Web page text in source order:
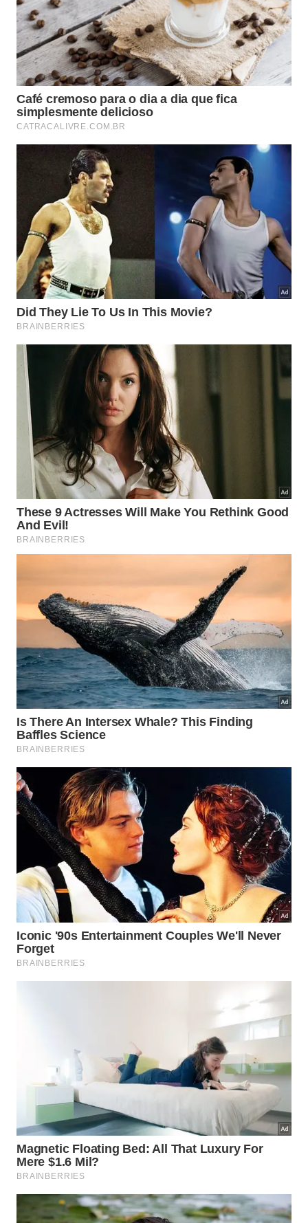
A extrapolação total ultrapassa cento e
quarenta toneladas anuais no complexo
minerador.
Toda essa quantidade calculada pelos especialistas
possui um impacto imediato equivalente para o
constatação prática indica o potencial de
atendimento para necessidades humanas
importantes descritas detalhadamente nos
seguintes
tópicos abaixo
Abastecimento energético anual estimado para
mais de quatrocentos lares locais.
Liberação contínua e sustentada por dez anos ou
mais em cada furo.
Mina ativa contendo quase quinze mil
perfurações capazes de emitir o gás.
Por que a mineração beneficia a
O estudo revela que o hidrogênio natural surge em
áreas de extremo interesse econômico para a
extração de metais valiosos. A coincidência de
fatores facilita o trabalho logístico de exploração
comercial gerando ótimas perspectivas para a
indústria canadense.
Uma mina ativa perto de Timmins, Ontário, acaba de
colocar em cima da mesa uma pergunta que até
recentemente soava quase como ficção científica. -
Créditos: Divulgação / Mineração Caraíba
A pesquisa indica uma correlação direta entre as
rochas profundas e a presença de depósitos
minerais muito cobiçados pelo mercado
internacional. Os principais elementos metálicos que
compartilham o mesmo ambiente geológico